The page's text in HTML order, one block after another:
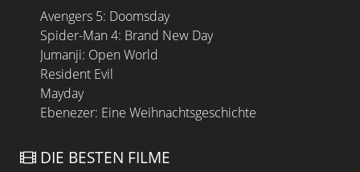
Avengers 5: Doomsday
Spider-Man 4: Brand New Day
Jumanji: Open World
Resident Evil
Mayday
Ebenezer: Eine Weihnachtsgeschichte
DIE BESTEN FILME